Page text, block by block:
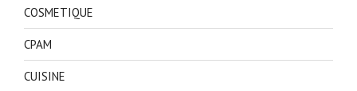
COSMETIQUE
CPAM
CUISINE